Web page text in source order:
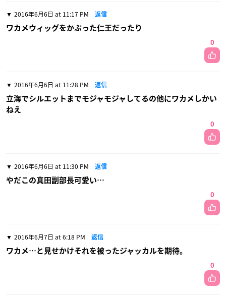
2016年6月6日 at 11:17 PM 返信
ワカメウィッグをかぶった仁王だったり
0
2016年6月6日 at 11:28 PM 返信
立海でシルエットまでモジャモジャしてるの他にワカメしかい
ねえ
0
2016年6月6日 at 11:30 PM 返信
やだこの真田副部長可愛い…
0
2016年6月7日 at 6:18 PM 返信
ワカメ…と見せかけそれを被ったジャッカルを期待。
0